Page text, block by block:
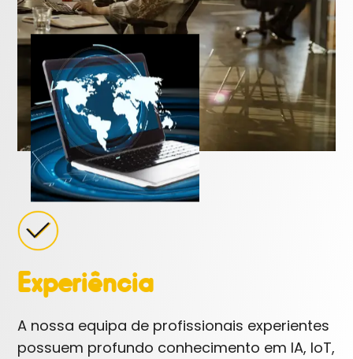
Experiência
A nossa equipa de profissionais experientes
possuem profundo conhecimento em IA, IoT,